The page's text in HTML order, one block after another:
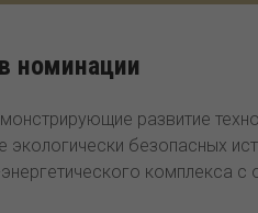
номинации
развитие
безопасных
комплекса